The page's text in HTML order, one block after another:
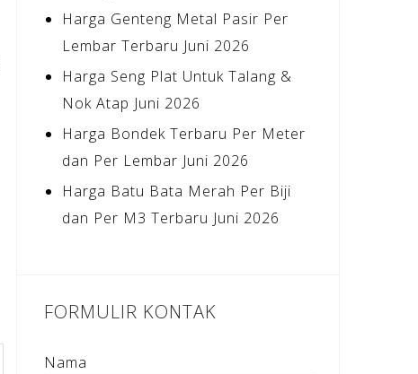
Harga Genteng Metal Pasir Per
Lembar Terbaru Juni 2026
Harga Seng Plat Untuk Talang &
Nok Atap Juni 2026
Harga Bondek Terbaru Per Meter
dan Per Lembar Juni 2026
Harga Batu Bata Merah Per Biji
dan Per M3 Terbaru Juni 2026
FORMULIR KONTAK
Nama